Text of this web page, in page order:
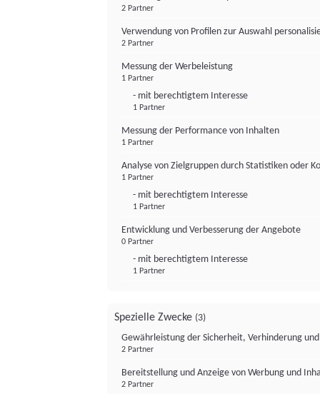
2 Partner
Verwendung von Profilen zur Auswahl
2 Partner
Messung der Werbeleistung
1 Partner
- mit berechtigtem Interesse
1 Partner
Messung der Performance von Inhalten
1 Partner
Analyse von Zielgruppen durch Statistiken oder
1 Partner
- mit berechtigtem Interesse
1 Partner
Entwicklung und Verbesserung der Angebote
0 Partner
- mit berechtigtem Interesse
1 Partner
Spezielle Zwecke (3)
Gewährleistung der Sicherheit, Verhinderung
2 Partner
Bereitstellung und Anzeige von Werbung und
2 Partner